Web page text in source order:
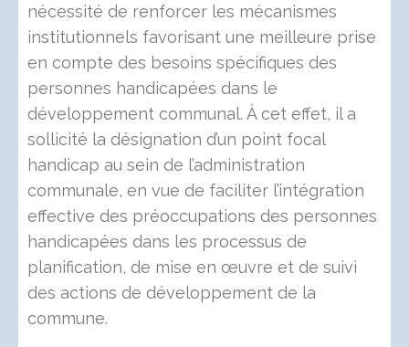
nécessité de renforcer les mécanismes
institutionnels favorisant une meilleure prise
en compte des besoins spécifiques des
personnes handicapées dans le
développement communal. À cet effet, il a
sollicité la désignation d’un point focal
handicap au sein de l’administration
communale, en vue de faciliter l’intégration
effective des préoccupations des personnes
handicapées dans les processus de
planification, de mise en œuvre et de suivi
des actions de développement de la
commune.